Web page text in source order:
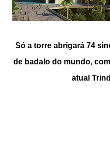
Só a torre abrigará 74
de badalo do mundo,
atual